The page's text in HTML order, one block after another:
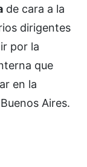
de cara a la
dirigentes
por la
que
en la
Aires.